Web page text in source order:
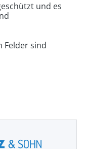
und es
Felder sind